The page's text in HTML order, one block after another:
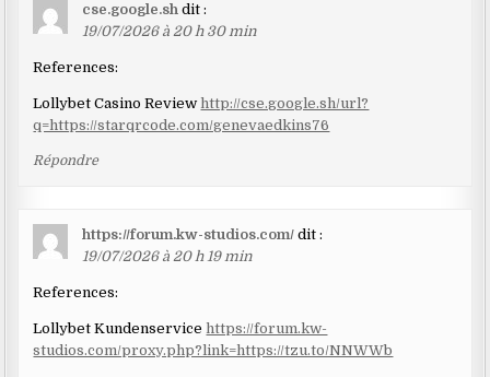
cse.google.sh dit :
19/07/2026 à 20 h 30 min
References:
Lollybet Casino Review http://cse.google.sh/url?
q=https://starqrcode.com/genevaedkins76
Répondre
https://forum.kw-studios.com/ dit :
19/07/2026 à 20 h 19 min
References:
Lollybet Kundenservicehttps://forum.kw-
studios.com/proxy.php?link=https://tzu.to/NNWWb